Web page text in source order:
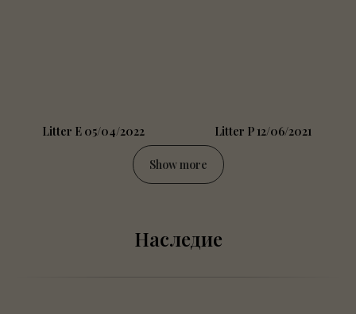
Litter E 05/04/2022 Litter P 12/06/2021
Show more
Наследие